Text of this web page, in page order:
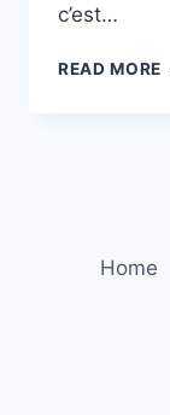
c’est…
READ MORE
Home